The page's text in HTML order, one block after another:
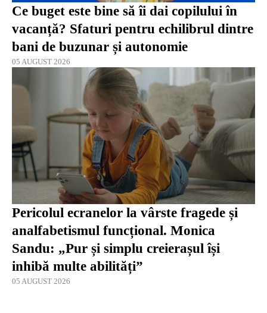
Ce buget este bine să îi dai copilului în
vacanță? Sfaturi pentru echilibrul dintre
bani de buzunar și autonomie
05 AUGUST 2026
Pericolul ecranelor la vârste fragede și
analfabetismul funcțional. Monica
Sandu: „Pur și simplu creierașul își
inhibă multe abilități”
05 AUGUST 2026